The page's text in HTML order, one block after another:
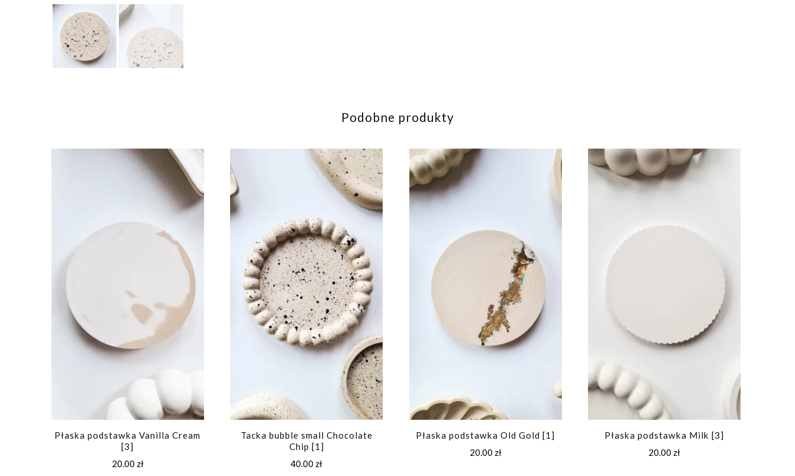
Podobne produkty
Płaska podstawka Vanilla Cream
[3]
20.00 zł
Tacka bubble small Chocolate
Chip [1]
40.00 zł
Płaska podstawka Old Gold [1]
20.00 zł
Płaska podstawka Milk [3]
20.00 zł